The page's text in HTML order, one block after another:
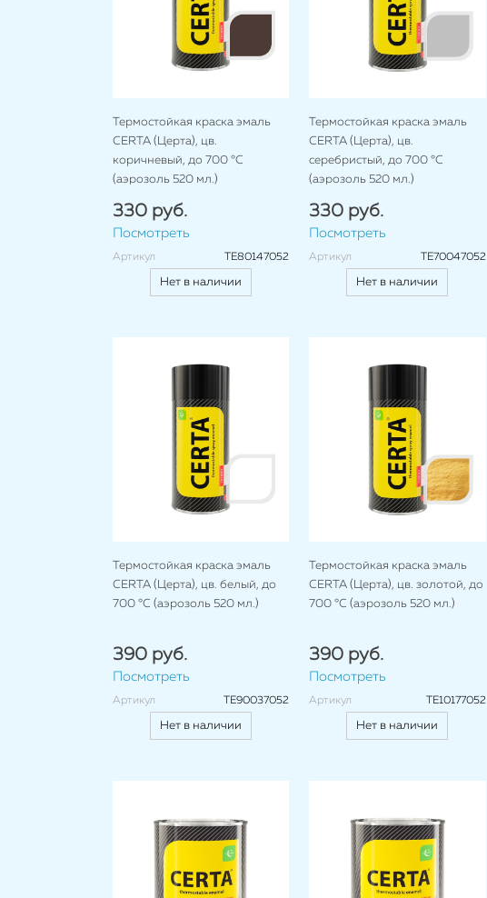
Термостойкая краска эмаль
CERTA (Церта), цв.
коричневый, до 700 °C
(аэрозоль 520 мл.)
330 руб.
Посмотреть
Артикул TE80147052
Нет в наличии
Термостойкая краска эмаль
CERTA (Церта), цв.
серебристый, до 700 °C
(аэрозоль 520 мл.)
330 руб.
Посмотреть
Артикул TE70047052
Нет в наличии
Термостойкая краска эмаль
CERTA (Церта), цв. белый, до
700 °C (аэрозоль 520 мл.)
390 руб.
Посмотреть
Артикул TE90037052
Нет в наличии
Термостойкая краска эмаль
CERTA (Церта), цв. золотой, до
700 °C (аэрозоль 520 мл.)
390 руб.
Посмотреть
Артикул TE10177052
Нет в наличии